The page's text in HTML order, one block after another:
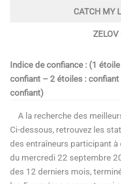
CATCH MY
Indice de confiance : (1
confiant – 2 étoiles :
confiant)
A la recherche des
Ci-dessous, retrouvez les
des entraîneurs participant
du mercredi 22 septembre
des 12 derniers mois,